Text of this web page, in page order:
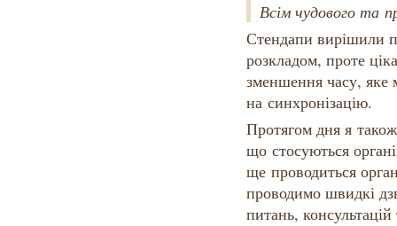
Всім чудового та
Стендапи вирішили
розкладом, проте
зменшення часу, яке
на синхронізацію.
Протягом дня я
що стосуються
ще проводиться
проводимо швидкі
питань,